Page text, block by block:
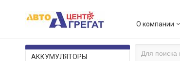
О компании
КАТАЛОГ ТОВАРОВ
АККУМУЛЯТОРЫ